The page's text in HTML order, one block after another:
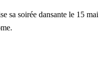
sa soirée dansante le 15 mai